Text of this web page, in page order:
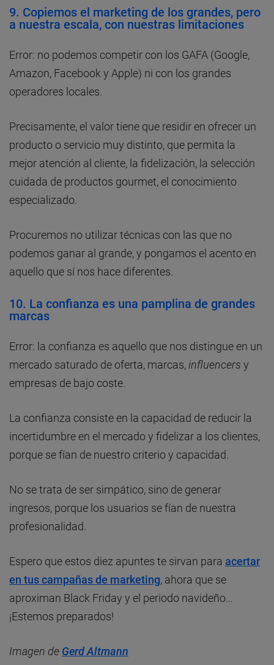
9. Copiemos el marketing de los grandes, pero
a nuestra escala, con nuestras limitaciones
Error: no podemos competir con los GAFA (Google,
Amazon, Facebook y Apple) ni con los grandes
operadores locales.
Precisamente, el valor tiene que residir en ofrecer un
producto o servicio muy distinto, que permita la
mejor atención al cliente, la fidelización, la selección
cuidada de productos gourmet, el conocimiento
especializado.
Procuremos no utilizar técnicas con las que no
podemos ganar al grande, y pongamos el acento en
aquello que sí nos hace diferentes.
10. La confianza es una pamplina de grandes
marcas
Error: la confianza es aquello que nos distingue en un
mercado saturado de oferta, marcas,influencers y
empresas de bajo coste.
La confianza consiste en la capacidad de reducir la
incertidumbre en el mercado y fidelizar a los clientes,
porque se fían de nuestro criterio y capacidad.
No se trata de ser simpático, sino de generar
ingresos, porque los usuarios se fían de nuestra
profesionalidad.
Espero que estos diez apuntes te sirvan para acertar
en tus campañas de marketing, ahora que se
aproximan Black Friday y el periodo navideño…
¡Estemos preparados!
Imagen de Gerd Altmann